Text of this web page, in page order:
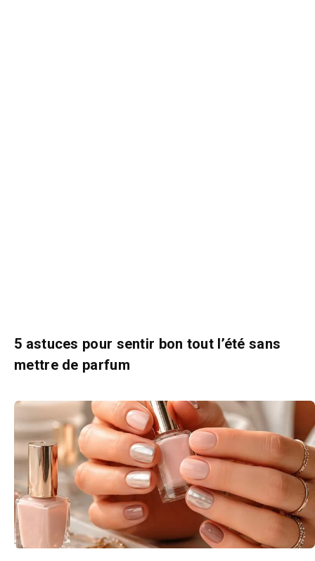
5 astuces pour sentir bon tout l’été sans
mettre de parfum